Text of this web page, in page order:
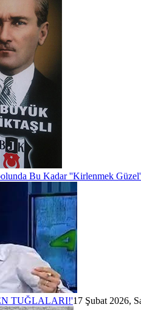
Bu Kadar ''Kirlenmek
TUĞLALARI!'17 Şubat 2026,